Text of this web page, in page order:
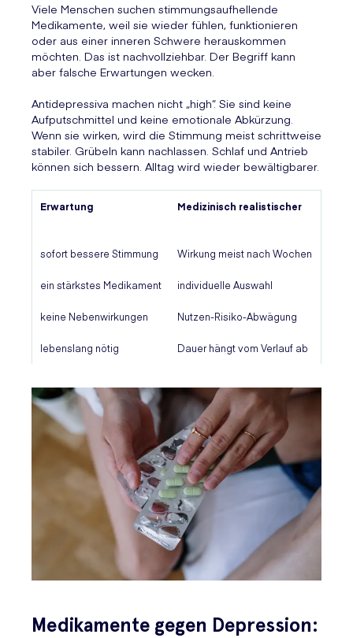
Viele Menschen suchen stimmungsaufhellende
Medikamente, weil sie wieder fühlen, funktionieren
oder aus einer inneren Schwere herauskommen
möchten. Das ist nachvollziehbar. Der Begriff kann
aber falsche Erwartungen wecken.
Antidepressiva machen nicht „high“. Sie sind keine
Aufputschmittel und keine emotionale Abkürzung.
Wenn sie wirken, wird die Stimmung meist schrittweise
stabiler. Grübeln kann nachlassen. Schlaf und Antrieb
können sich bessern. Alltag wird wieder bewältigbarer.
Erwartung Medizinisch realistischer
sofort bessere Stimmung Wirkung meist nach Wochen
ein stärkstes Medikament individuelle Auswahl
keine Nebenwirkungen Nutzen-Risiko-Abwägung
lebenslang nötig Dauer hängt vom Verlauf ab
Medikamente gegen Depression: